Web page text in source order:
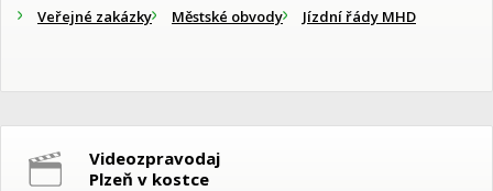
Veřejné zakázky
Městské obvody Jízdní řády MHD
Videozpravodaj
Plzeň v kostce